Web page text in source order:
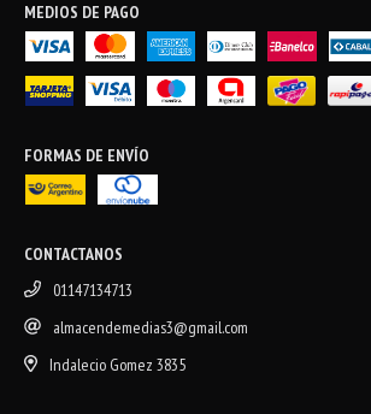
MEDIOS DE PAGO
FORMAS DE ENVÍO
CONTACTANOS
01147134713
almacendemedias3@gmail.com
Indalecio Gomez 3835